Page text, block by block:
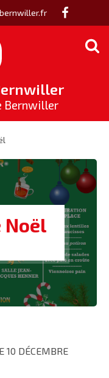
Bernwiller
Noël
10 DÉCEMBRE